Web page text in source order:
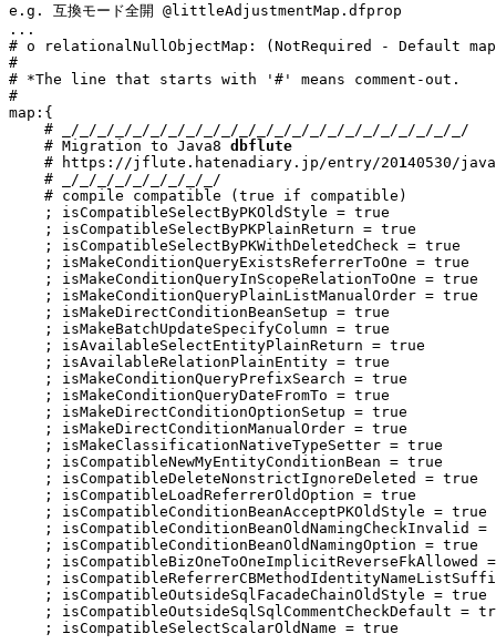
e.g. 互換モード全開 @littleAdjustmentMap.dfprop
...
# o relationalNullObjectMap: (NotRequired - Default
#
# *The line that starts with '#' means comment-out.
#
map: {
# _/_/_/_/_/_/_/_/_/_/_/_/_/_/_/_/_/_/_/_/_/_/_/
    # Migration to Java8
dbflute
    # https://jflute.hatenadiary.jp/entry/20
140530/
    # _/_/_/_/_/_/_/_/_/
    # compile compatible (true if compatible)
    ; isCompatibleSelectByPKOldStyle = true
    ; isCompatibleSelectByPKPlainReturn = true
    ; isCompatibleSelectByPKWithDeletedCheck = true
    ; isMakeConditionQueryExistsReferrerToOne = true
    ; isMakeConditionQueryInScopeRelationToOne = true
    ; isMakeConditionQueryPlainListManualOrder = true
    ; isMakeDirectConditionBeanSetup = true
    ; isMakeBatchUpdateSpecifyColumn = true
    ; isAvailableSelectEntityPlainReturn = true
    ; isAvailableRelationPlainEntity = true
    ; isMakeConditionQueryPrefixSearch = true
    ; isMakeConditionQueryDateFromTo = true
    ; isMakeDirectConditionOptionSetup = true
    ; isMakeDirectConditionManualOrder = true
    ; isMakeClassificationNativeTypeSetter = true
    ; isCompatibleNewMyEntityConditionBean = true
    ; isCompatibleDeleteNonstrictIgnoreDeleted = true
    ; isCompatibleLoadReferrerOldOption = true
    ; isCompatibleConditionBeanAcceptPKOldStyle = true
; isCompatibleConditionBeanOldNamingCheckInvalid =
    ; isCompatibleConditionBeanOldNamingOption = true
; isCompatibleBizOneToOneImplicitReverseFkAllowed
;
    ; isCompatibleOutsideSqlFacadeChainOldStyle = true
; isCompatibleOutsideSqlSqlCommentCheckDefault =
    ; isCompatibleSelectScalarOldName = true